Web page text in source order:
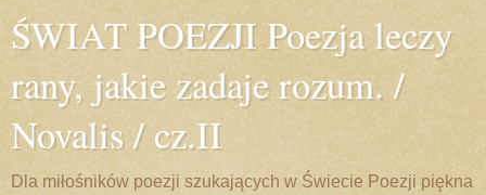
ŚWIAT POEZJI Poezja leczy
rany, jakie zadaje rozum. /
Novalis / cz.II
Dla miłośników poezji szukających w Świecie Poezji piękna